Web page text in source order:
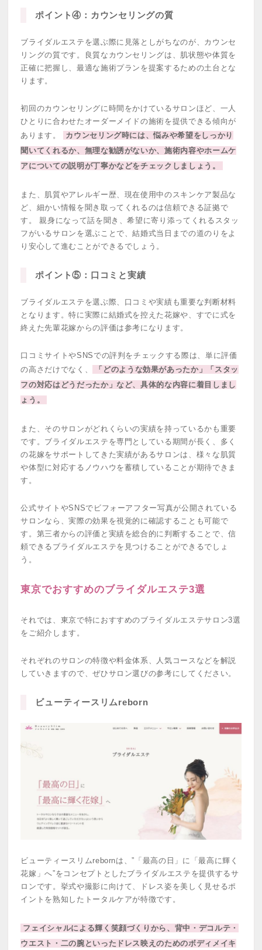
ポイント④：カウンセリングの質
ブライダルエステを選ぶ際に見落としがちなのが、カウンセ
リングの質です。良質なカウンセリングは、肌状態や体質を
正確に把握し、最適な施術プランを提案するための土台とな
ります。
初回のカウンセリングに時間をかけているサロンほど、一人
ひとりに合わせたオーダーメイドの施術を提供できる傾向が
あります。
カウンセリング時には、悩みや希望をしっかり
聞いてくれるか、無理な勧誘がないか、施術内容やホームケ
アについての説明が丁寧かなどをチェックしましょう。
また、肌質やアレルギー歴、現在使用中のスキンケア製品な
ど、細かい情報を聞き取ってくれるのは信頼できる証拠で
す。 親身になって話を聞き、希望に寄り添ってくれるスタッ
フがいるサロンを選ぶことで、結婚式当日までの道のりをよ
り安心して進むことができるでしょう。
ポイント⑤：口コミと実績
ブライダルエステを選ぶ際、口コミや実績も重要な判断材料
となります。特に実際に結婚式を控えた花嫁や、すでに式を
終えた先輩花嫁からの評価は参考になります。
口コミサイトやSNSでの評判をチェックする際は、単に評価
の高さだけでなく、
「どのような効果があったか」「スタッ
フの対応はどうだったか」など、具体的な内容に着目しまし
ょう。
また、そのサロンがどれくらいの実績を持っているかも重要
です。ブライダルエステを専門としている期間が長く、多く
の花嫁をサポートしてきた実績があるサロンは、様々な肌質
や体型に対応するノウハウを蓄積していることが期待できま
す。
公式サイトやSNSでビフォーアフター写真が公開されている
サロンなら、実際の効果を視覚的に確認することも可能で
す。第三者からの評価と実績を総合的に判断することで、信
頼できるブライダルエステを見つけることができるでしょ
う。
東京でおすすめのブライダルエステ3選
それでは、東京で特におすすめのブライダルエステサロン3選
をご紹介します。
それぞれのサロンの特徴や料金体系、人気コースなどを解説
していきますので、ぜひサロン選びの参考にしてください。
ビューティースリムreborn
ビューティースリムrebornは、”「最高の日」に「最高に輝く
花嫁」へ”をコンセプトとしたブライダルエステを提供するサ
ロンです。挙式や撮影に向けて、ドレス姿を美しく見せるポ
イントを熟知したトータルケアが特徴です。
フェイシャルによる輝く笑顔づくりから、背中・デコルテ・
ウエスト・二の腕といったドレス映えのためのボディメイキ